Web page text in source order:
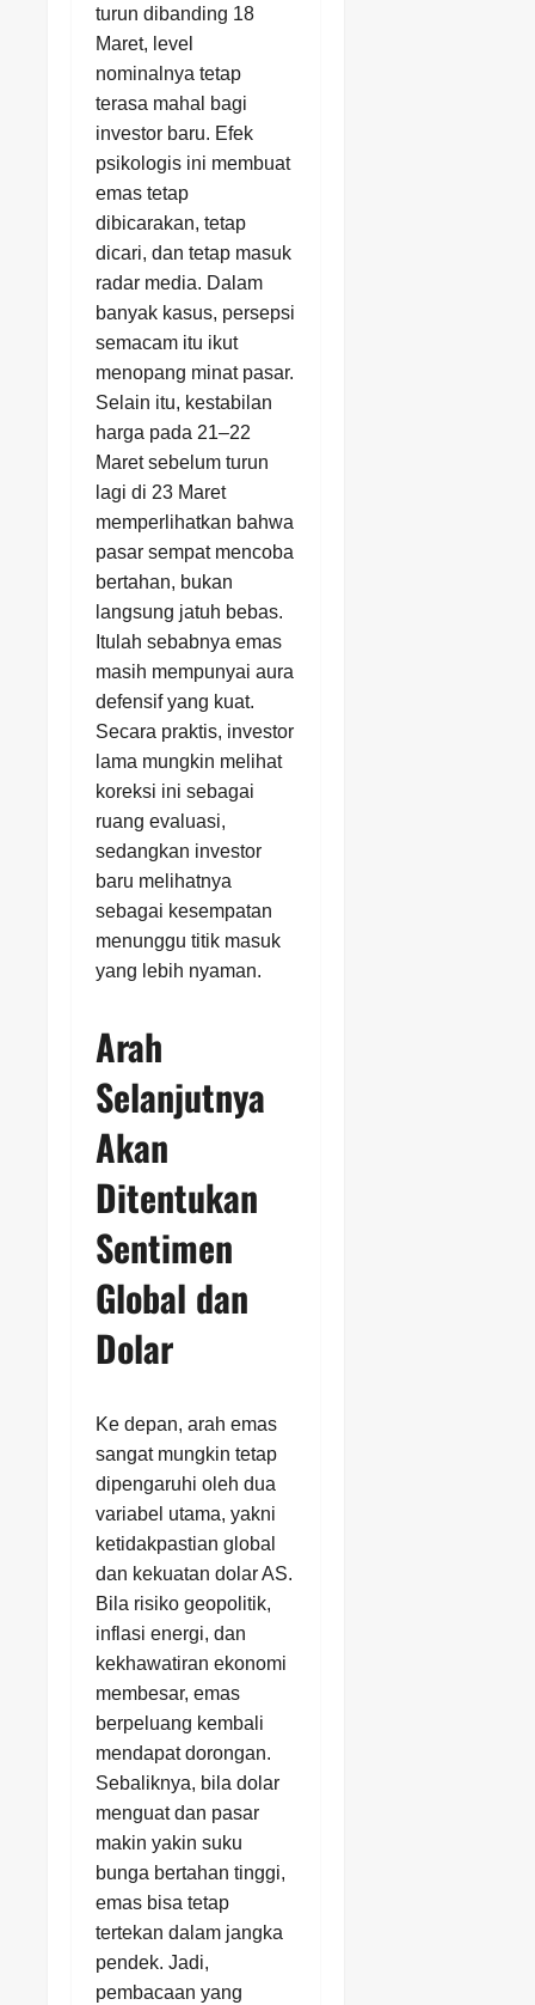
turun dibanding 18
Maret, level
nominalnya tetap
terasa mahal bagi
investor baru. Efek
psikologis ini membuat
emas tetap
dibicarakan, tetap
dicari, dan tetap masuk
radar media. Dalam
banyak kasus, persepsi
semacam itu ikut
menopang minat pasar.
Selain itu, kestabilan
harga pada 21–22
Maret sebelum turun
lagi di 23 Maret
memperlihatkan bahwa
pasar sempat mencoba
bertahan, bukan
langsung jatuh bebas.
Itulah sebabnya emas
masih mempunyai aura
defensif yang kuat.
Secara praktis, investor
lama mungkin melihat
koreksi ini sebagai
ruang evaluasi,
sedangkan investor
baru melihatnya
sebagai kesempatan
menunggu titik masuk
yang lebih nyaman.
Arah
Selanjutnya
Akan
Ditentukan
Sentimen
Global dan
Dolar
Ke depan, arah emas
sangat mungkin tetap
dipengaruhi oleh dua
variabel utama, yakni
ketidakpastian global
dan kekuatan dolar AS.
Bila risiko geopolitik,
inflasi energi, dan
kekhawatiran ekonomi
membesar, emas
berpeluang kembali
mendapat dorongan.
Sebaliknya, bila dolar
menguat dan pasar
makin yakin suku
bunga bertahan tinggi,
emas bisa tetap
tertekan dalam jangka
pendek. Jadi,
pembacaan yang